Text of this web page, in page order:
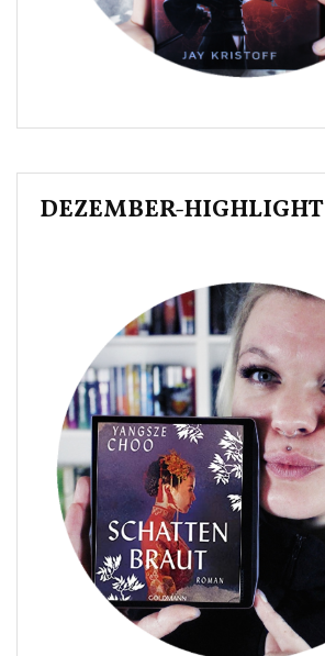
DEZEMBER-HIGHLIGHT